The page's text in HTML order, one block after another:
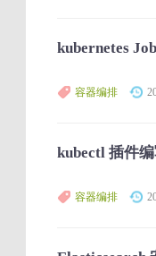
kubernetes
容器编排
kubectl 插件
容器编排